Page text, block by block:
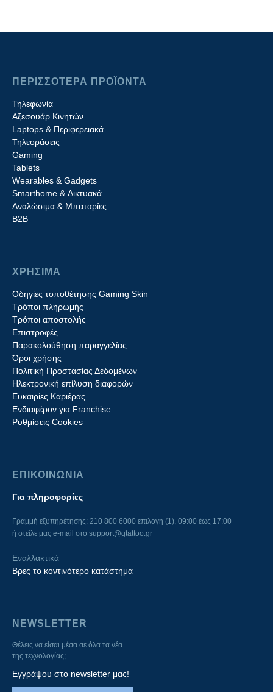
ΠΕΡΙΣΣΟΤΕΡΑ ΠΡΟΪΟΝΤΑ
Τηλεφωνία
Αξεσουάρ Κινητών
Laptops & Περιφερειακά
Τηλεοράσεις
Gaming
Tablets
Wearables & Gadgets
Smarthome & Δικτυακά
Aναλώσιμα & Μπαταρίες
Β2B
ΧΡΗΣΙΜΑ
Οδηγίες τοποθέτησης Gaming Skin
Τρόποι πληρωμής
Τρόποι αποστολής
Επιστροφές
Παρακολούθηση παραγγελίας
Όροι χρήσης
Πολιτική Προστασίας Δεδομένων
Ηλεκτρονική επίλυση διαφορών
Ευκαιρίες Καριέρας
Ενδιαφέρον για Franchise
Ρυθμίσεις Cookies
ΕΠΙΚΟΙΝΩΝΙΑ
Για πληροφορίες
Γραμμή εξυπηρέτησης: 210 800 6000 επιλογή (1), 09:00 έως 17:00
ή στείλε μας e-mail στο support@gtattoo.gr
Εναλλακτικά
Βρες το κοντινότερο κατάστημα
NEWSLETTER
Θέλεις να είσαι μέσα σε όλα τα νέα
της τεχνολογίας;
Εγγράψου στο newsletter μας!